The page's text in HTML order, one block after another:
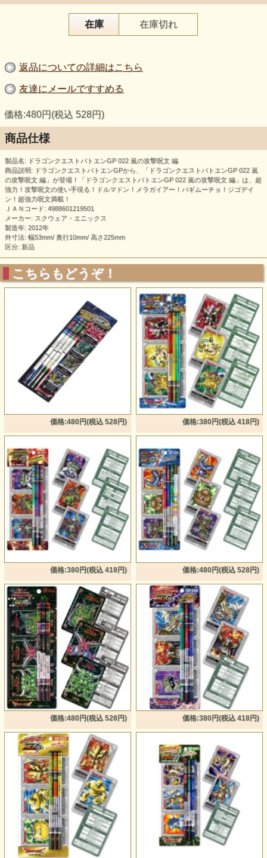
在庫 在庫切れ
返品についての詳細はこちら
友達にメールですすめる
価格:480円(税込 528円)
商品仕様
製品名: ドラゴンクエストバトエンGP 022 嵐の攻撃呪文 編
商品説明: ドラゴンクエストバトエンGPから、「ドラゴンクエストバトエンGP 022 嵐
の攻撃呪文 編」が登場！「ドラゴンクエストバトエンGP 022 嵐の攻撃呪文 編」は、超
強力！攻撃呪文の使い手現る！ドルマドン！メラガイアー！バギムーチョ！ジゴデイ
ン！超強力呪文満載！
ＪＡＮコード: 4988601219501
メーカー: スクウェア・エニックス
製造年: 2012年
外寸法: 幅53mm/ 奥行10mm/ 高さ225mm
区分: 新品
こちらもどうぞ！
価格:480円(税込 528円) 価格:380円(税込 418円)
価格:380円(税込 418円) 価格:480円(税込 528円)
価格:480円(税込 528円) 価格:380円(税込 418円)